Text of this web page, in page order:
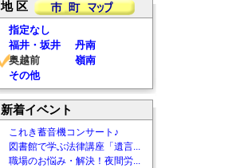
地 区
指定なし
福井・坂井
丹南
奥越前
嶺南
その他
新着イベント
これき蓄音機コンサート♪
図書館で学ぶ法律講座「遺言...
職場のお悩み・解決！夜間労...